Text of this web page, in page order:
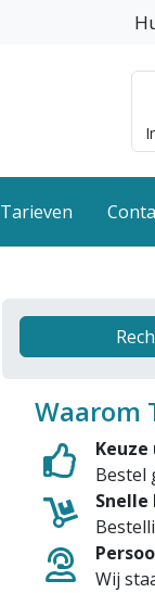
Tarieven
Waarom
Bestel
Wij